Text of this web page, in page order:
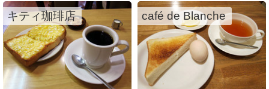
キティ珈琲店 café de Blanche